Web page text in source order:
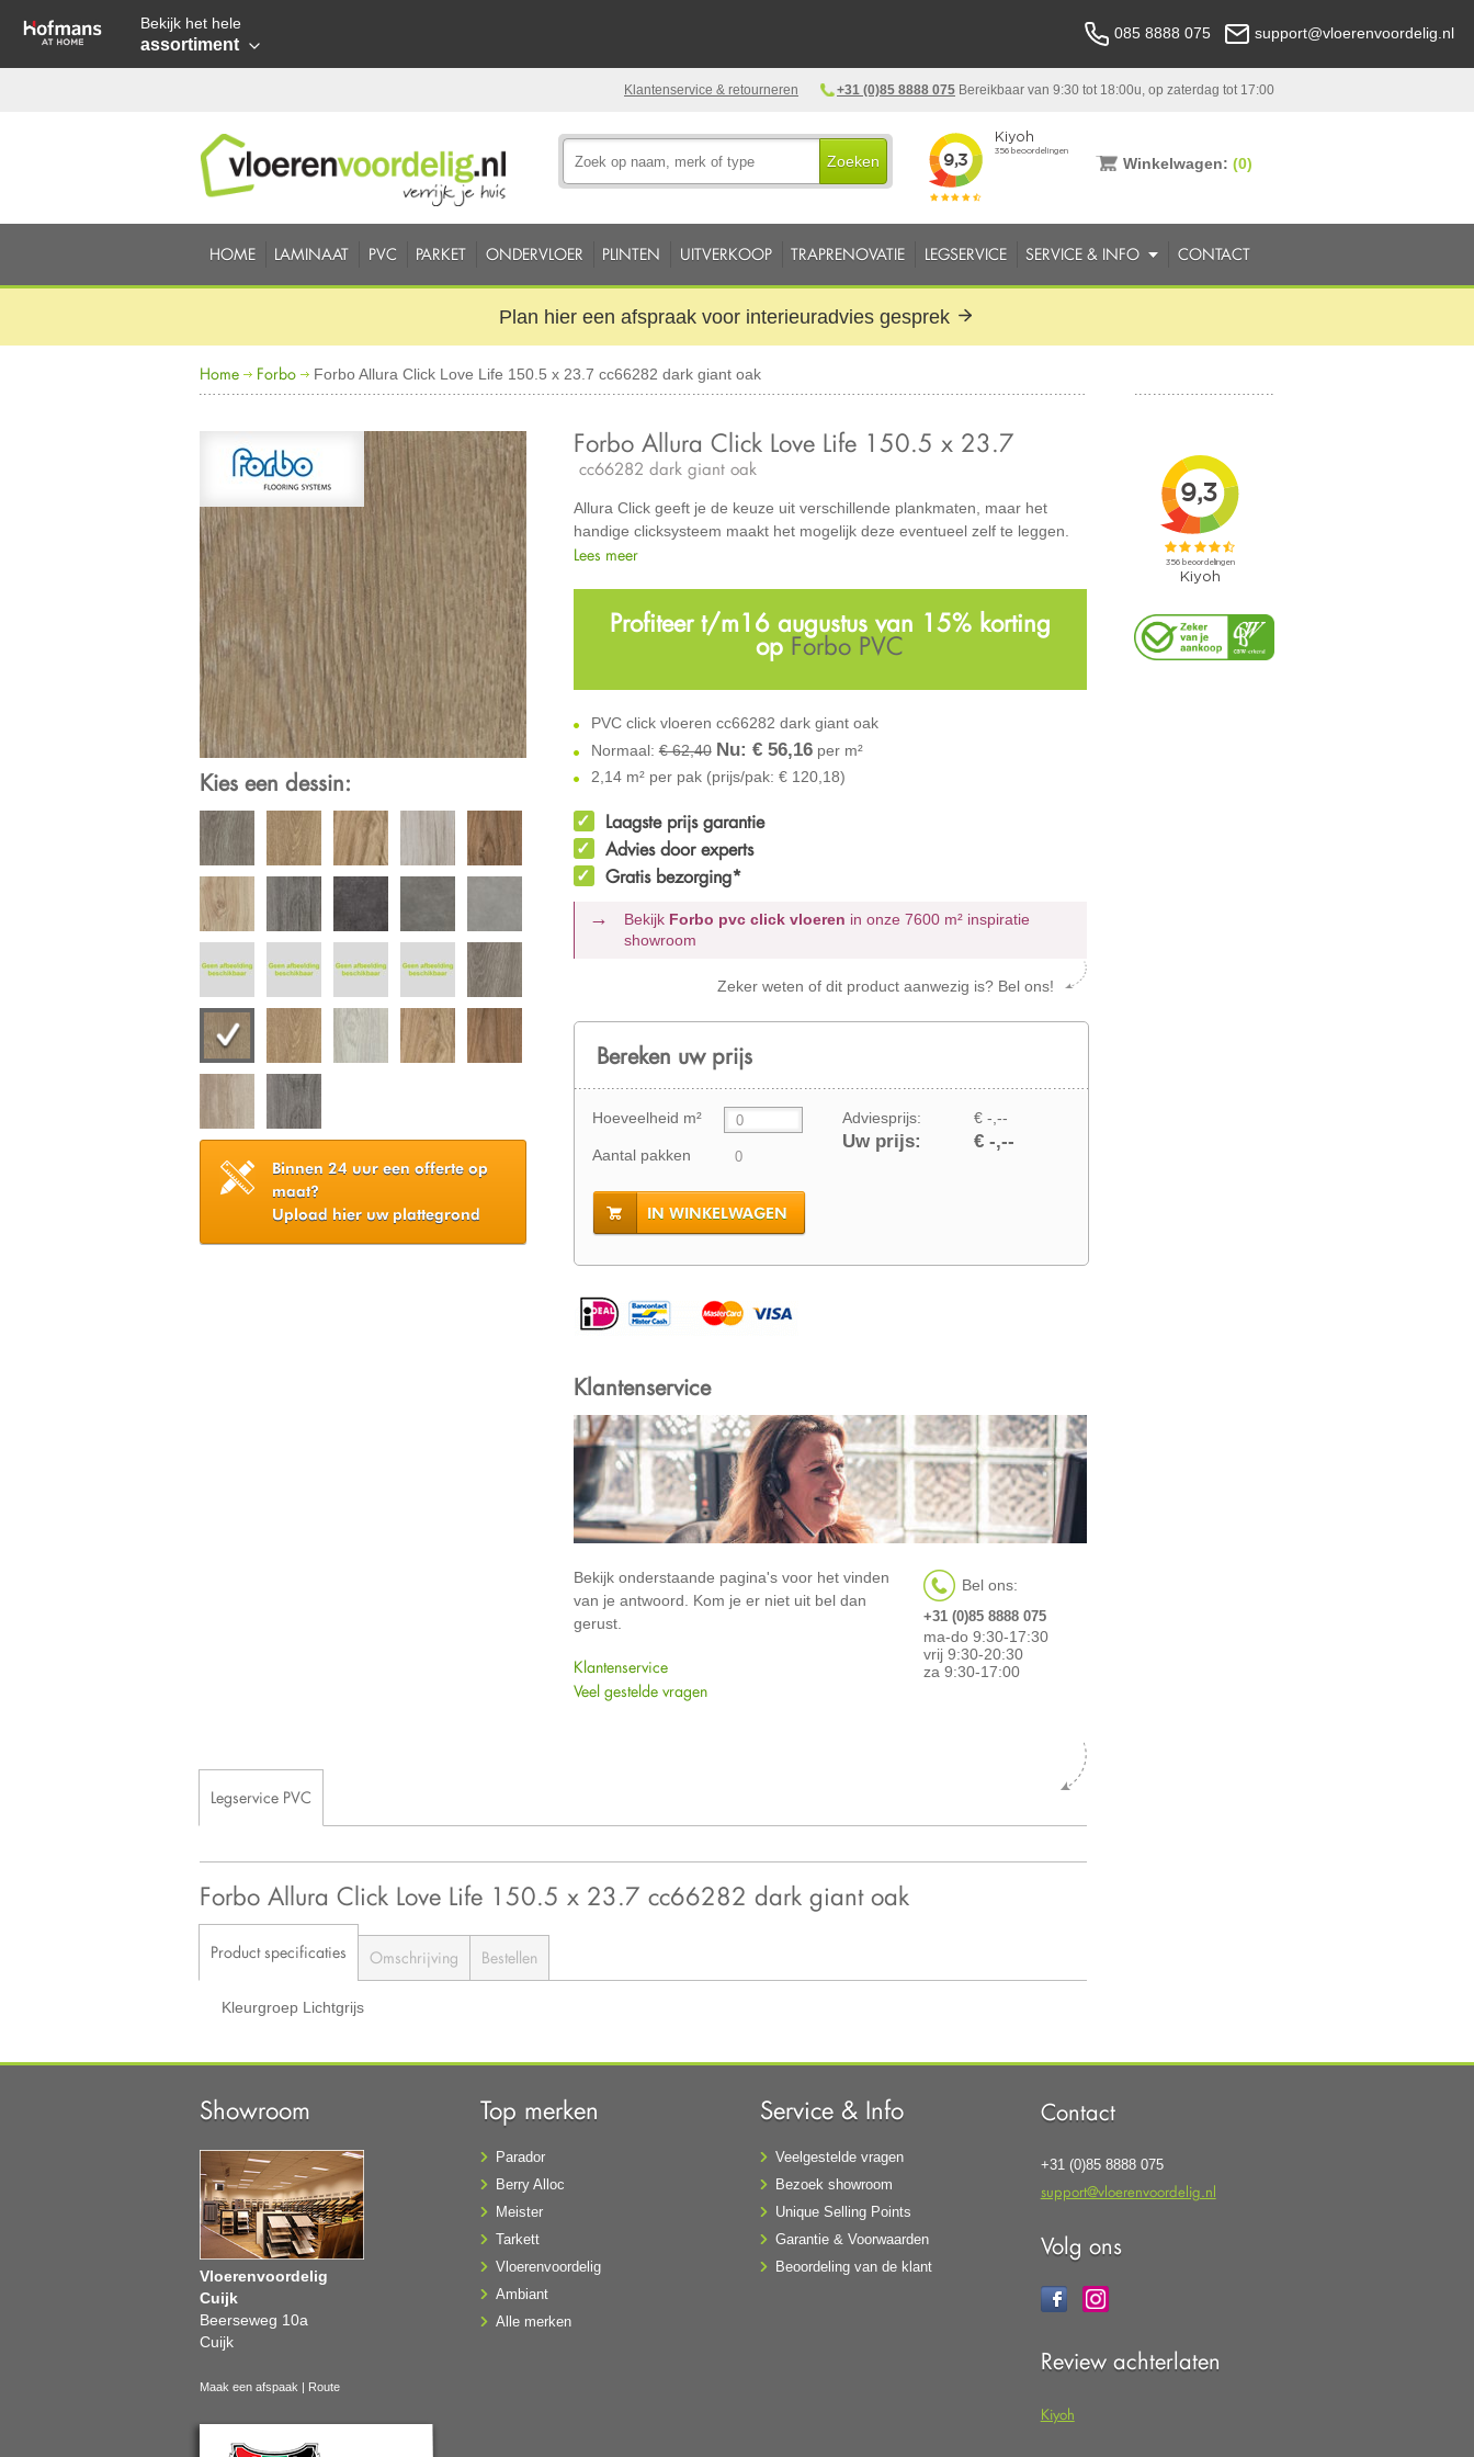
Bekijk het hele
assortiment
085 8888 075 support@vloerenvoordelig.nl
+31 (0)85 8888 075 Bereikbaar van 9:30 tot 18:00u, op zaterdag tot 17:00
Klantenservice & retourneren
Zoeken Winkelwagen: (0)
HOME LAMINAAT PVC PARKET ONDERVLOER PLINTEN UITVERKOOP TRAPRENOVATIE LEGSERVICE SERVICE & INFO CONTACT
Plan hier een afspraak voor interieuradvies gesprek
Home Forbo Forbo Allura Click Love Life 150.5 x 23.7 cc66282 dark giant oak
Kies een dessin:
Binnen 24 uur een offerte op
maat?
Upload hier uw plattegrond
Forbo Allura Click Love Life 150.5 x 23.7
cc66282 dark giant oak
Allura Click geeft je de keuze uit verschillende plankmaten, maar het
handige clicksysteem maakt het mogelijk deze eventueel zelf te leggen.
Lees meer
Profiteer t/m16 augustus van 15% korting
op Forbo PVC
PVC click vloeren cc66282 dark giant oak
Normaal:€ 62,40 Nu: € 56,16per m²
2,14 m² per pak (prijs/pak: € 120,18)
Laagste prijs garantie
Advies door experts
Gratis bezorging*
Bekijk Forbo pvc click vloeren in onze 7600 m² inspiratie
showroom
Zeker weten of dit product aanwezig is? Bel ons!
Bereken uw prijs
Hoeveelheid m²
Aantal pakken
Adviesprijs: € -,--
Uw prijs: € -,--
IN WINKELWAGEN
Klantenservice
Bekijk onderstaande pagina's voor het vinden
van je antwoord. Kom je er niet uit bel dan
gerust.
Klantenservice
Veel gestelde vragen
Bel ons:
+31 (0)85 8888 075
ma-do 9:30-17:30
vrij 9:30-20:30
za 9:30-17:00
Legservice PVC
Forbo Allura Click Love Life 150.5 x 23.7 cc66282 dark giant oak
Product specificaties Omschrijving Bestellen
Kleurgroep Lichtgrijs
Showroom
Vloerenvoordelig
Cuijk
Beerseweg 10a
Cuijk
Maak een afspaak | Route
Top merken
Parador
Berry Alloc
Meister
Tarkett
Vloerenvoordelig
Ambiant
Alle merken
Service & Info
Veelgestelde vragen
Bezoek showroom
Unique Selling Points
Garantie & Voorwaarden
Beoordeling van de klant
Contact
+31 (0)85 8888 075
support@vloerenvoordelig.nl
Volg ons
Review achterlaten
Kiyoh